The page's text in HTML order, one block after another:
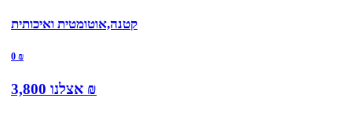
קטנה,אוטומטית ואיכותית
0 ₪
אצלנו 3,800 ₪